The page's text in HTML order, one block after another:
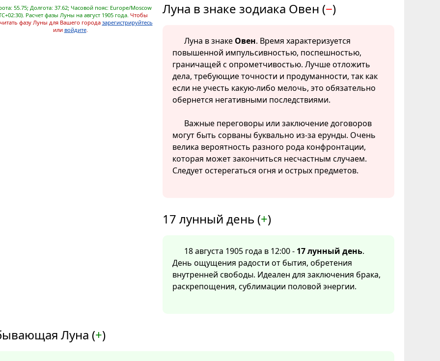
55.75; Долгота: 37.62; Часовой пояс: Europe/Moscow
Расчет фазы Луны на август 1905 года. Чтобы
фазу Луны для Вашего города зарегистрируйтесь
или войдите.
Луна в знаке зодиака Овен (−)
Луна в знаке Овен. Время характеризуется
повышенной импульсивностью, поспешностью,
граничащей с опрометчивостью. Лучше отложить
дела, требующие точности и продуманности, так как
если не учесть какую-либо мелочь, это обязательно
обернется негативными последствиями.
Важные переговоры или заключение договоров
могут быть сорваны буквально из-за ерунды. Очень
велика вероятность разного рода конфронтации,
которая может закончиться несчастным случаем.
Следует остерегаться огня и острых предметов.
17 лунный день (+)
18 августа 1905 года в 12:00 - 17 лунный день.
День ощущения радости от бытия, обретения
внутренней свободы. Идеален для заключения брака,
раскрепощения, сублимации половой энергии.
Луна (+)